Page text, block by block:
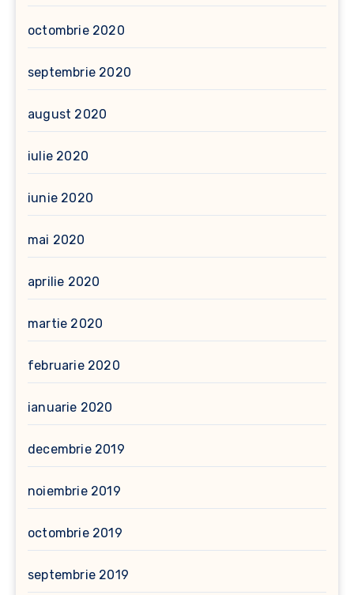
octombrie 2020
septembrie 2020
august 2020
iulie 2020
iunie 2020
mai 2020
aprilie 2020
martie 2020
februarie 2020
ianuarie 2020
decembrie 2019
noiembrie 2019
octombrie 2019
septembrie 2019